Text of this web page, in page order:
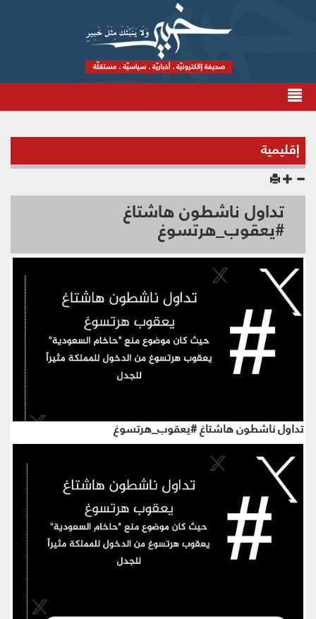
إقليمية
تداول ناشطون هاشتاغ
#يعقوب_هرتسوغ
تداول ناشطون هاشتاغ #يعقوب_هرتسوغ